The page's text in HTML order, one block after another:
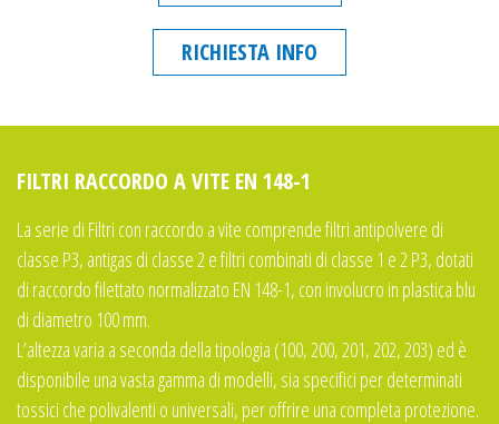
RICHIESTA INFO
FILTRI RACCORDO A VITE EN 148-1
La serie di Filtri con raccordo a vite comprende filtri antipolvere di
classe P3, antigas di classe 2 e filtri combinati di classe 1 e 2 P3, dotati
di raccordo filettato normalizzato EN 148-1, con involucro in plastica blu
di diametro 100 mm.
L’altezza varia a seconda della tipologia (100, 200, 201, 202, 203) ed è
disponibile una vasta gamma di modelli, sia specifici per determinati
tossici che polivalenti o universali, per offrire una completa protezione.